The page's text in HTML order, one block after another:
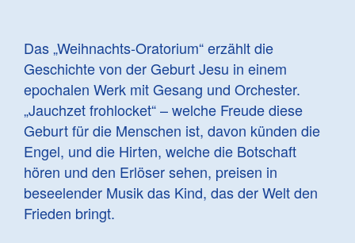
Das „Weihnachts-Oratorium“ erzählt die
Geschichte von der Geburt Jesu in einem
epochalen Werk mit Gesang und Orchester.
„Jauchzet frohlocket“ – welche Freude diese
Geburt für die Menschen ist, davon künden die
Engel, und die Hirten, welche die Botschaft
hören und den Erlöser sehen, preisen in
beseelender Musik das Kind, das der Welt den
Frieden bringt.